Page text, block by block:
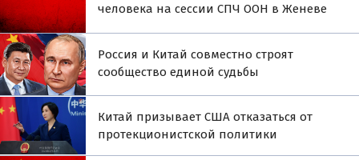
человека на сессии СПЧ ООН в Женеве
Россия и Китай совместно строят
сообщество единой судьбы
Китай призывает США отказаться от
протекционистской политики